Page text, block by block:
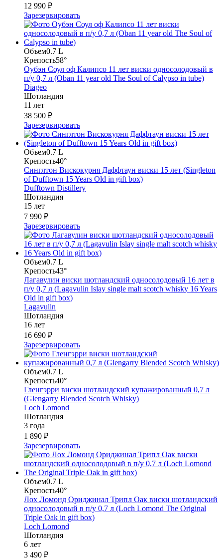
12 990 ₽
Зарезервировать
Объем0.7 L
Крепость58°
Оубэн Соул оф Калипсо 11 лет виски односолодовый в
п/у 0,7 л (Oban 11 year old The Soul of Calypso in tube)
Diageo
Шотландия
11 лет
38 500 ₽
Зарезервировать
Объем0.7 L
Крепость40°
Синглтон Вискокурня Даффтаун виски 15 лет (Singleton
of Dufftown 15 Years Old in gift box)
Dufftown Distillery
Шотландия
15 лет
7 990 ₽
Зарезервировать
Объем0.7 L
Крепость43°
Лагавулин виски шотландский односолодовый 16 лет в
п/у 0,7 л (Lagavulin Islay single malt scotch whisky 16 Years
Old in gift box)
Lagavulin
Шотландия
16 лет
16 690 ₽
Зарезервировать
Объем0.7 L
Крепость40°
Гленгэрри виски шотландский купажированный 0,7 л
(Glengarry Blended Scotch Whisky)
Loch Lomond
Шотландия
3 года
1 890 ₽
Зарезервировать
Объем0.7 L
Крепость40°
Лох Ломонд Ориджинал Трипл Оак виски шотландский
односолодовый в п/у 0,7 л (Loch Lomond The Original
Triple Oak in gift box)
Loch Lomond
Шотландия
6 лет
3 490 ₽